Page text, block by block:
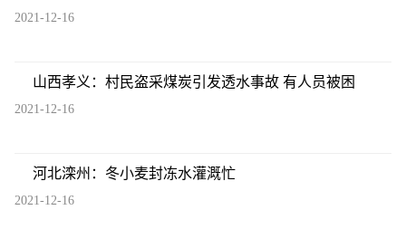
2021-12-16
山西孝义：村民盗采煤炭引发透水事故 有人员被困
2021-12-16
河北滦州：冬小麦封冻水灌溉忙
2021-12-16